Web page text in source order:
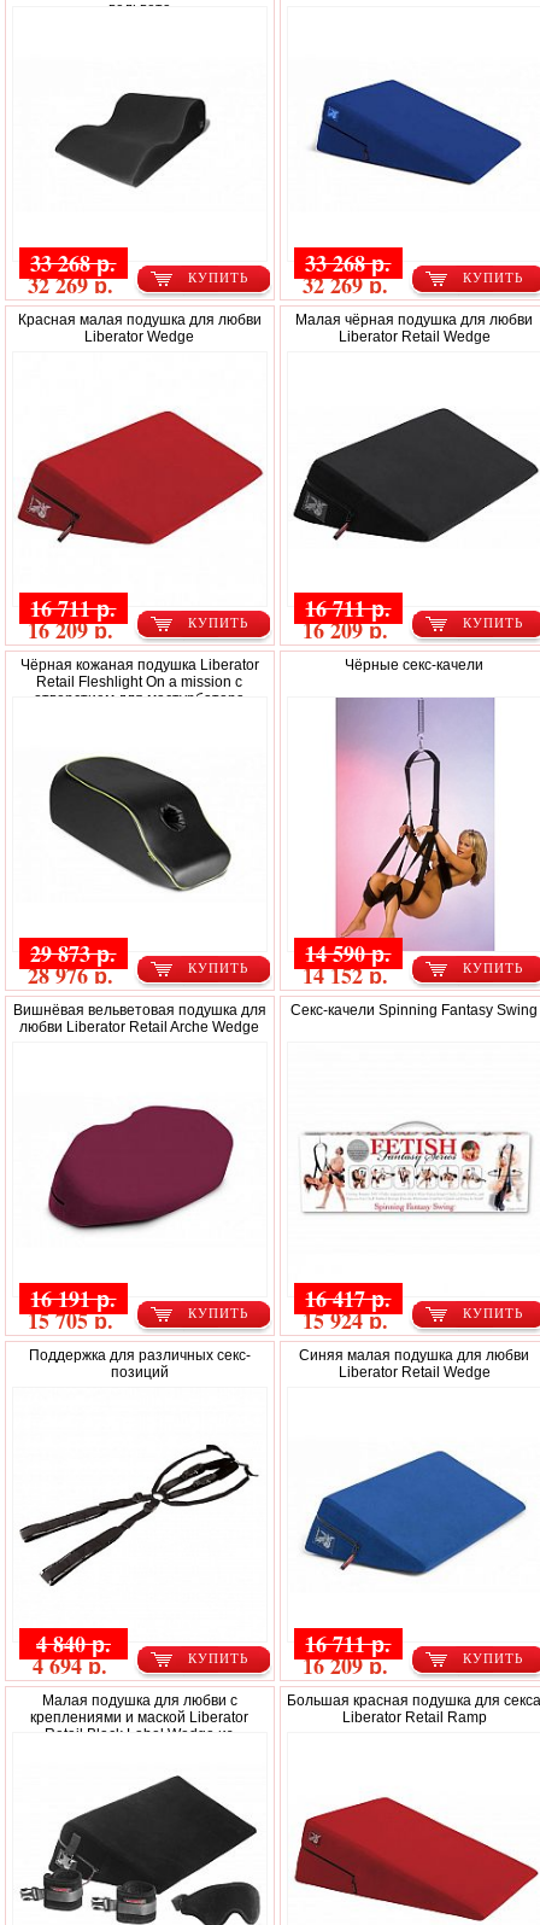
вельвета
КУПИТЬ
33 268 р.
32 269 р. КУПИТЬ
33 268 р.
32 269 р.
Красная малая подушка для любви
Liberator Wedge
КУПИТЬ
16 711 р.
16 209 р.
Малая чёрная подушка для любви
Liberator Retail Wedge
КУПИТЬ
16 711 р.
16 209 р.
Чёрная кожаная подушка Liberator
Retail Fleshlight On a mission с
отверстием для мастурбатора
КУПИТЬ
29 873 р.
28 976 р.
Чёрные секс-качели
КУПИТЬ
14 590 р.
14 152 р.
Вишнёвая вельветовая подушка для
любви Liberator Retail Arche Wedge
КУПИТЬ
16 191 р.
15 705 р.
Секс-качели Spinning Fantasy Swing
КУПИТЬ
16 417 р.
15 924 р.
Поддержка для различных секс-
позиций
КУПИТЬ
4 840 р.
4 694 р.
Синяя малая подушка для любви
Liberator Retail Wedge
КУПИТЬ
16 711 р.
16 209 р.
Малая подушка для любви с
креплениями и маской Liberator
Retail Black Label Wedge из
Большая красная подушка для
Liberator Retail Ramp